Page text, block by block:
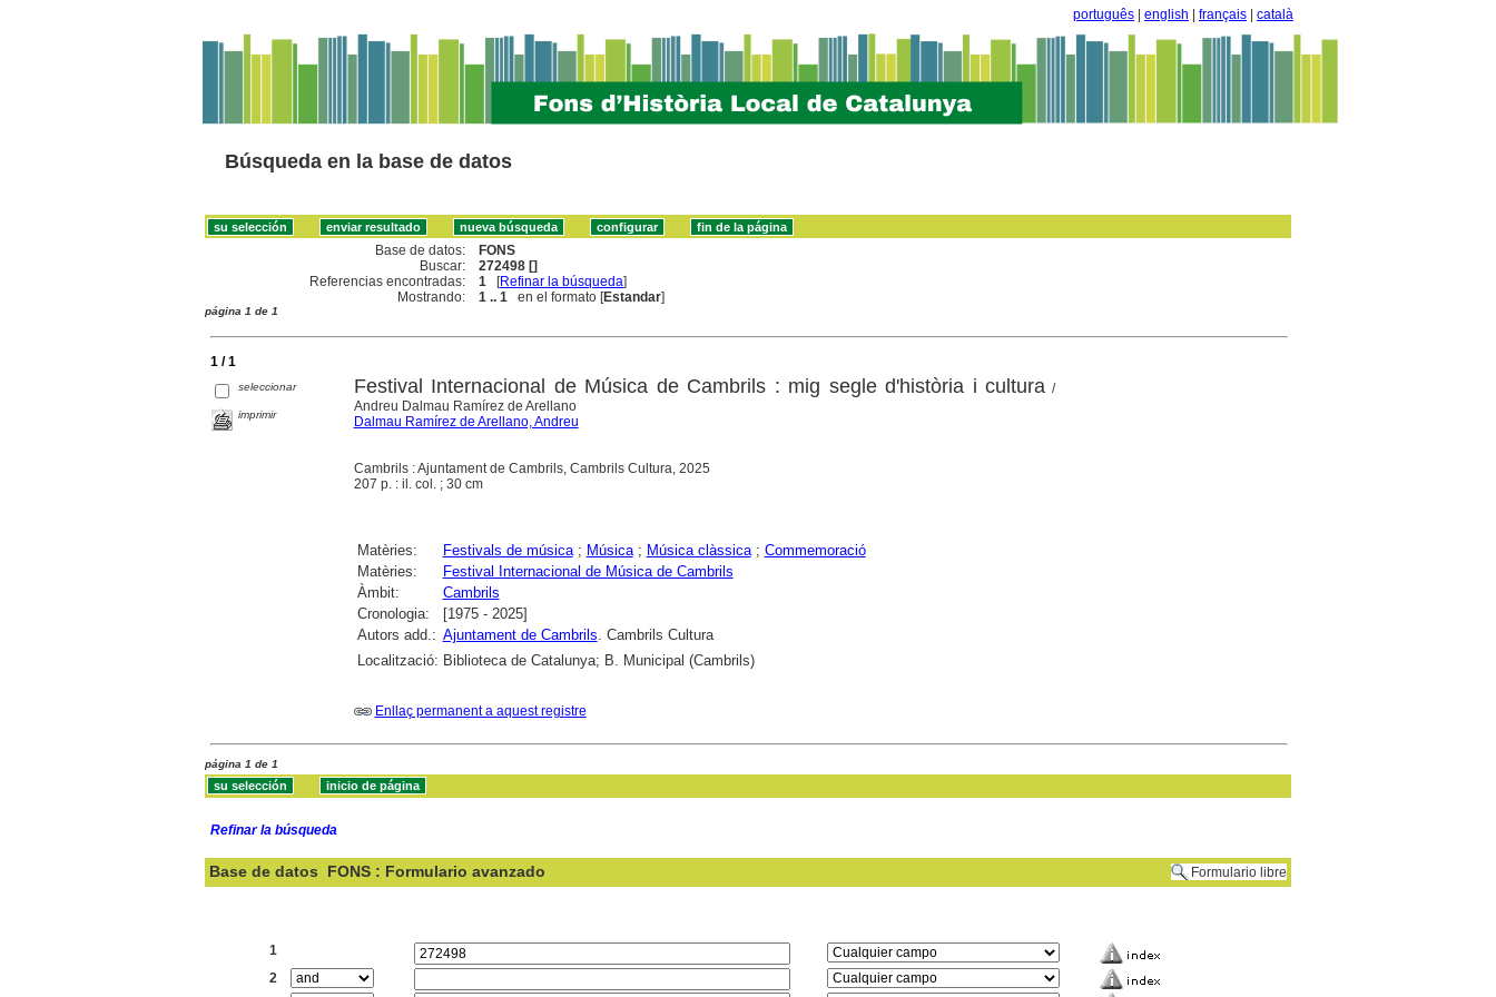
português english français català
Búsqueda en la base de datos
Base de datos:
FONS
Buscar:
272498 []
Referencias encontradas:
1 [Refinar la búsqueda]
Mostrando:
1 .. 1 en el formato [Estandar]
página 1 de 1
1 / 1
seleccionar
imprimir
Festival Internacional de Música de Cambrils : mig segle d'història i cultura /
Andreu Dalmau Ramírez de Arellano
Dalmau Ramírez de Arellano, Andreu
Cambrils : Ajuntament de Cambrils, Cambrils Cultura, 2025
207 p. : il. col. ; 30 cm
Matèries: Festivals de música; Música; Música clàssica; Commemoració
Matèries:
Festival Internacional de Música de Cambrils
Àmbit:
Cambrils
Cronologia:
[1975 - 2025]
Autors add.: Ajuntament de Cambrils . Cambrils Cultura
Localització: Biblioteca de Catalunya; B. Municipal (Cambrils)
Enllaç permanent a aquest registre
página 1 de 1
Refinar la búsqueda
Base de datos FONS : Formulario avanzado Formulario libre
1
2